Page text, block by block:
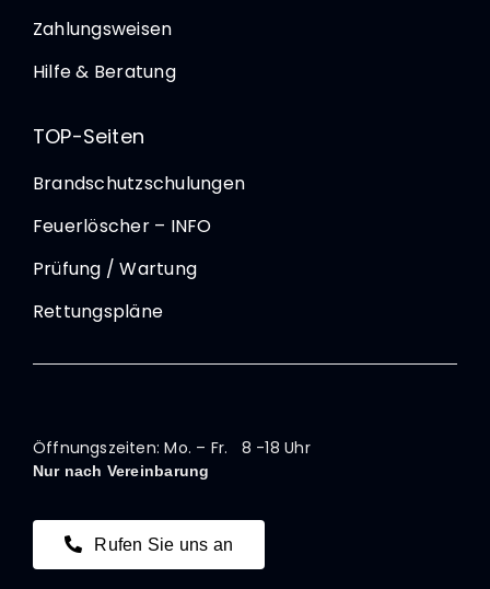
Zahlungsweisen
Hilfe & Beratung
TOP-Seiten
Brandschutzschulungen
Feuerlöscher – INFO
Prüfung / Wartung
Rettungspläne
Öffnungszeiten: Mo. – Fr. 8 -18 Uhr
Nur nach Vereinbarung
Rufen Sie uns an